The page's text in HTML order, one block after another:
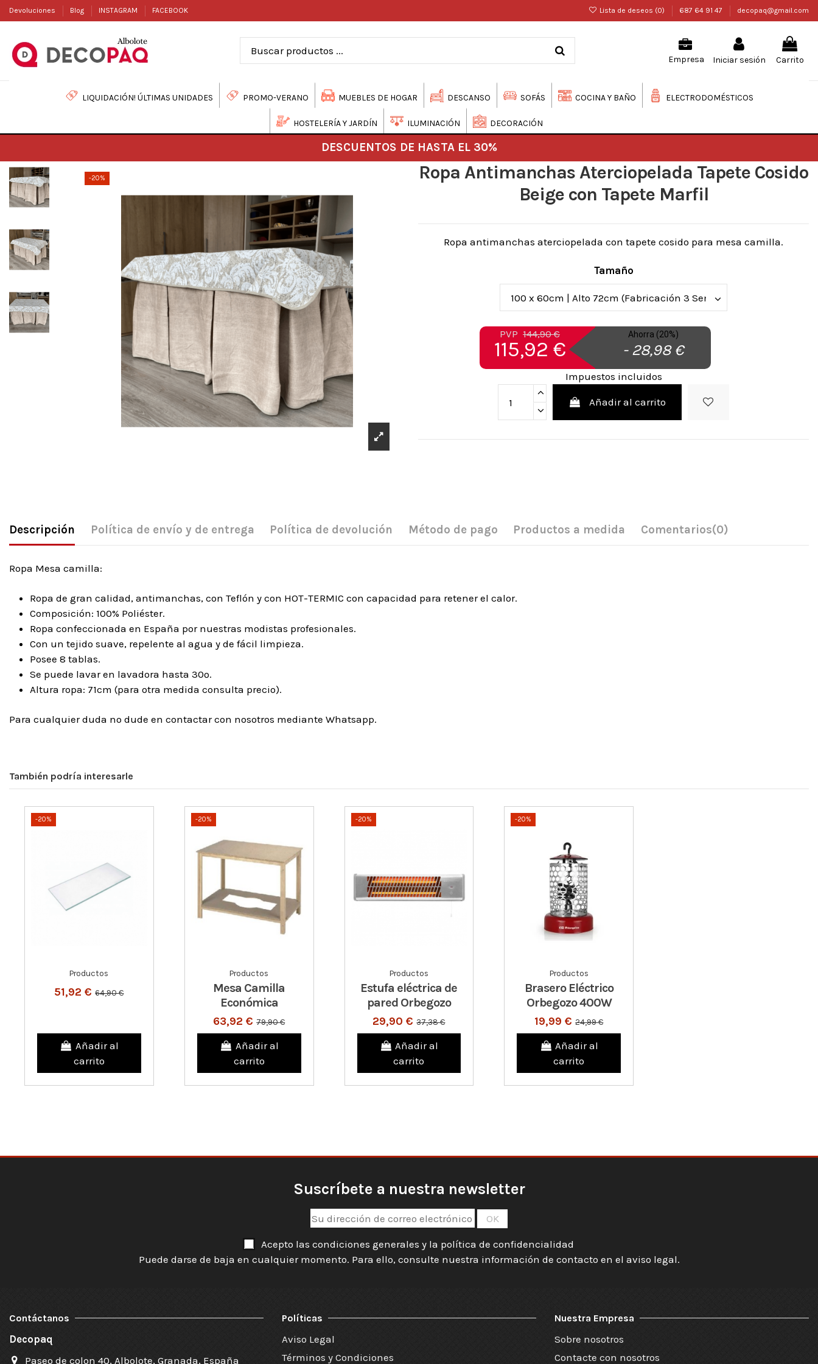
Devoluciones Blog INSTAGRAM FACEBOOK Lista de deseos (0) 687 64 91 47 decopaq@gmail.com
Empresa Iniciar sesión Carrito
LIQUIDACIÓN! ÚLTIMAS UNIDADES PROMO-VERANO MUEBLES DE HOGAR DESCANSO SOFÁS COCINA Y BAÑO ELECTRODOMÉSTICOS
HOSTELERÍA Y JARDÍN ILUMINACIÓN DECORACIÓN
DESCUENTOS DE HASTA EL 30%
-20%
Ropa Antimanchas Aterciopelada Tapete Cosido
Beige con Tapete Marfil
Ropa antimanchas aterciopelada con tapete cosido para mesa camilla.
Tamaño
PVP 144,90 €
115,92 €
Ahorra (20%)
- 28,98 €
Impuestos incluidos
Añadir al carrito
Descripción Política de envío y de entrega Política de devolución Método de pago Productos a medida Comentarios(0)
Ropa Mesa camilla:
Ropa de gran calidad, antimanchas, con Teflón y con HOT-TERMIC con capacidad para retener el calor.
Composición: 100% Poliéster.
Ropa confeccionada en España por nuestras modistas profesionales.
Con un tejido suave, repelente al agua y de fácil limpieza.
Posee 8 tablas.
Se puede lavar en lavadora hasta 30º.
Altura ropa: 71cm (para otra medida consulta precio).
Para cualquier duda no dude en contactar con nosotros mediante Whatsapp.
También podría interesarle
-20%
Productos
51,92 €64,90 €
Añadir al
carrito
-20%
Productos
Mesa Camilla
Económica
63,92 €79,90 €
Añadir al
carrito
-20%
Productos
Estufa eléctrica de
pared Orbegozo
29,90 €37,38 €
Añadir al
carrito
-20%
Productos
Brasero Eléctrico
Orbegozo 400W
19,99 €24,99 €
Añadir al
carrito
Suscríbete a nuestra newsletter
Acepto las condiciones generales y la política de confidencialidad
Puede darse de baja en cualquier momento. Para ello, consulte nuestra información de contacto en el aviso legal.
Contáctanos
Decopaq
Paseo de colon 40, Albolote, Granada, España
Políticas
Aviso Legal
Términos y Condiciones
Nuestra Empresa
Sobre nosotros
Contacte con nosotros